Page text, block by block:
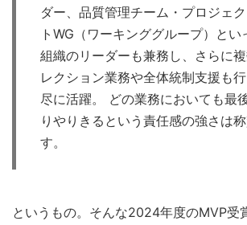
ダー、品質管理チーム・プロジェ
トWG（ワーキンググループ）とい
組織のリーダーも兼務し、さらに
レクション業務や全体統制支援も
尽に活躍。 どの業務においても最
りやりきるという責任感の強さは
す。
というもの。そんな2024年度のMVP受